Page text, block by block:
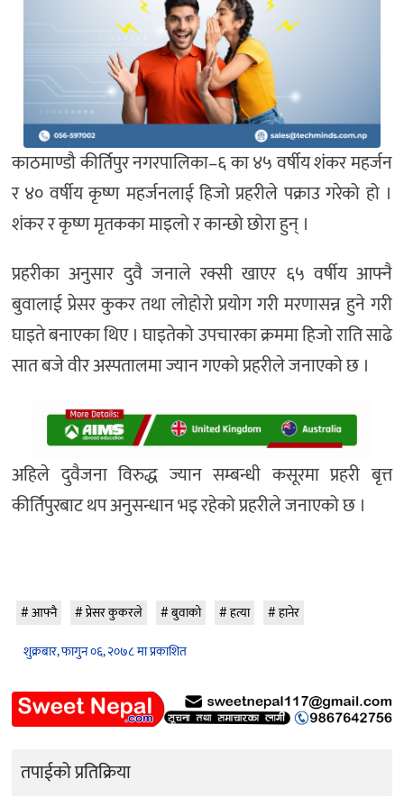
काठमाण्डौ कीर्तिपुर नगरपालिका–६ का ४५ वर्षीय शंकर महर्जन
र ४० वर्षीय कृष्ण महर्जनलाई हिजो प्रहरीले पक्राउ गरेको हो ।
शंकर र कृष्ण मृतकका माइलो र कान्छो छोरा हुन् ।
प्रहरीका अनुसार दुवै जनाले रक्सी खाएर ६५ वर्षीय आफ्नै
बुवालाई प्रेसर कुकर तथा लोहोरो प्रयोग गरी मरणासन्न हुने गरी
घाइते बनाएका थिए । घाइतेको उपचारका क्रममा हिजो राति साढे
सात बजे वीर अस्पतालमा ज्यान गएको प्रहरीले जनाएको छ ।
अहिले दुवैजना विरुद्ध ज्यान सम्बन्धी कसूरमा प्रहरी बृत्त
कीर्तिपुरबाट थप अनुसन्धान भइ रहेको प्रहरीले जनाएको छ ।
आफ्नै प्रेसर कुकरले बुवाको हत्या
हानेर
शुक्रबार, फागुन ०६, २०७८ मा प्रकाशित
तपाईको प्रतिक्रिया